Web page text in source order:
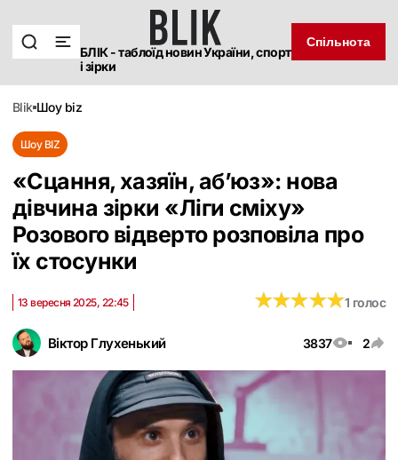
БЛІК - таблоїд новин України, спорт
і зірки
Спільнота
blik шоу biz
Шоу BIZ
«Сцання, хазяїн, аб’юз»: нова
дівчина зірки «Ліги сміху»
Розового відверто розповіла про
їх стосунки
Віктор Глухенький 3837 2
13 вересня 2025, 22:45 ★★★★★
★★★★★1 голос